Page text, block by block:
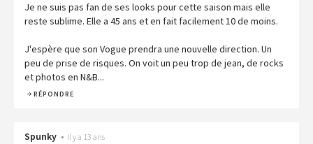
Je ne suis pas fan de ses looks pour cette saison mais elle
reste sublime. Elle a 45 ans et en fait facilement 10 de moins.
J'espère que son Vogue prendra une nouvelle direction. Un
peu de prise de risques. On voit un peu trop de jean, de rocks
et photos en N&B...
RÉPONDRE
Spunky • Il y a 13 ans